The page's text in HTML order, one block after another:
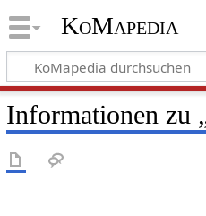
KoMapedia
Informationen zu